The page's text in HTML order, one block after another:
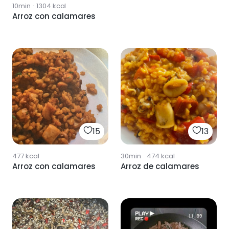
10min · 1304 kcal
Arroz con calamares
15
477kcal
Arroz con calamares
13
30min · 474 kcal
Arroz de calamares